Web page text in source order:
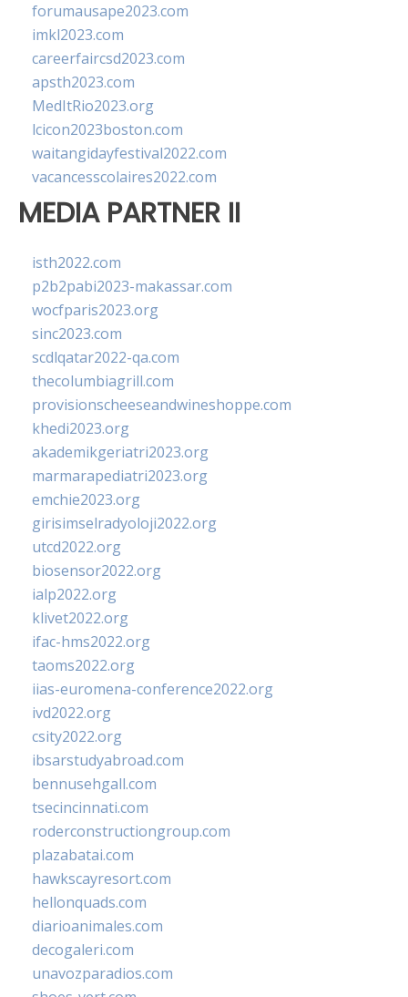
forumausape2023.com
imkl2023.com
careerfaircsd2023.com
apsth2023.com
MedItRio2023.org
lcicon2023boston.com
waitangidayfestival2022.com
vacancesscolaires2022.com
MEDIA PARTNER II
isth2022.com
p2b2pabi2023-makassar.com
wocfparis2023.org
sinc2023.com
scdlqatar2022-qa.com
thecolumbiagrill.com
provisionscheeseandwineshoppe.com
khedi2023.org
akademikgeriatri2023.org
marmarapediatri2023.org
emchie2023.org
girisimselradyoloji2022.org
utcd2022.org
biosensor2022.org
ialp2022.org
klivet2022.org
ifac-hms2022.org
taoms2022.org
iias-euromena-conference2022.org
ivd2022.org
csity2022.org
ibsarstudyabroad.com
bennusehgall.com
tsecincinnati.com
roderconstructiongroup.com
plazabatai.com
hawkscayresort.com
hellonquads.com
diarioanimales.com
decogaleri.com
unavozparadios.com